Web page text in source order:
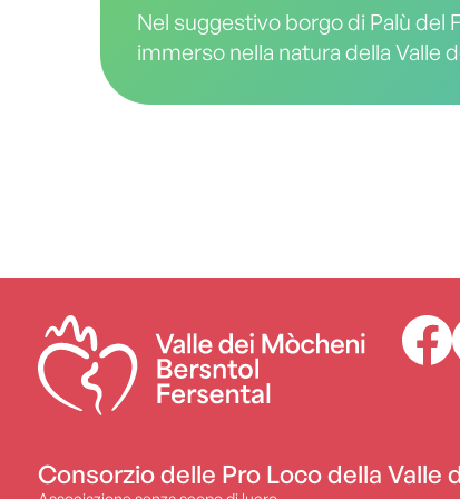
Nel suggestivo borgo di Palù del
immerso nella natura della Valle
per chi cerca autenticità e
Consorzio delle Pro Loco della Valle